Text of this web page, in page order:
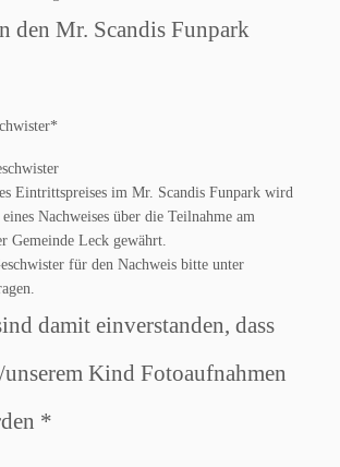
den Mr. Scandis Funpark
Eintrittspreises im Mr. Scandis Funpark wird
Nachweises über die Teilnahme am
Gemeinde Leck gewährt.
für den Nachweis bitte unter
damit einverstanden, dass
Kind Fotoaufnahmen
*